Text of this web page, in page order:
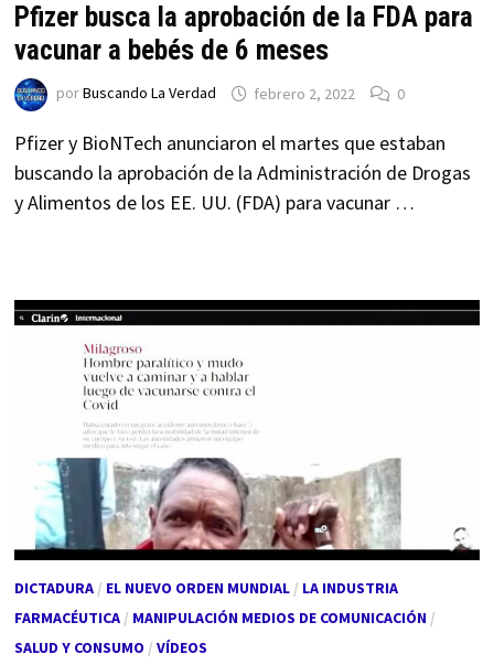
Pfizer busca la aprobación de la FDA para
vacunar a bebés de 6 meses
porBuscando La Verdad febrero 2, 2022 0
Pfizer y BioNTech anunciaron el martes que estaban
buscando la aprobación de la Administración de Drogas
y Alimentos de los EE. UU. (FDA) para vacunar …
DICTADURA/ EL NUEVO ORDEN MUNDIAL/ LA INDUSTRIA
FARMACÉUTICA/ MANIPULACIÓN MEDIOS DE COMUNICACIÓN/
SALUD Y CONSUMO / VÍDEOS